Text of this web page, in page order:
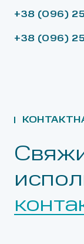
+38 (096)
+38 (096)